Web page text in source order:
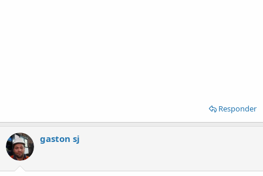
Responder
gaston sj